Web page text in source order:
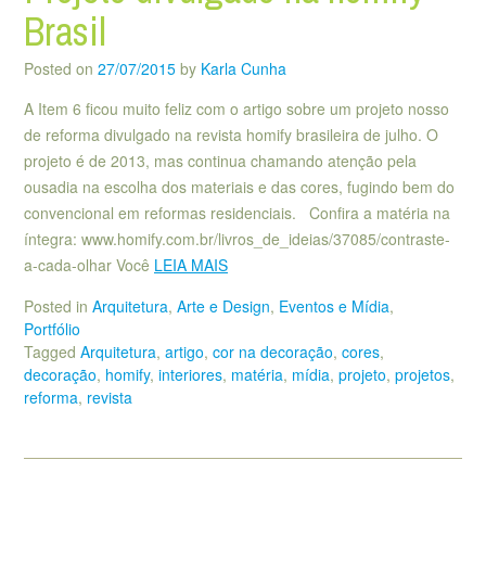
Brasil
Posted on 27/07/2015 by Karla Cunha
A Item 6 ficou muito feliz com o artigo sobre um projeto nosso
de reforma divulgado na revista homify brasileira de julho. O
projeto é de 2013, mas continua chamando atenção pela
ousadia na escolha dos materiais e das cores, fugindo bem do
convencional em reformas residenciais. Confira a matéria na
íntegra: www.homify.com.br/livros_de_ideias/37085/contraste-
a-cada-olhar Você LEIA MAIS
Posted in Arquitetura, Arte e Design, Eventos e Mídia,
Portfólio
Tagged Arquitetura, artigo, cor na decoração, cores,
decoração, homify, interiores, matéria, mídia, projeto, projetos,
reforma, revista